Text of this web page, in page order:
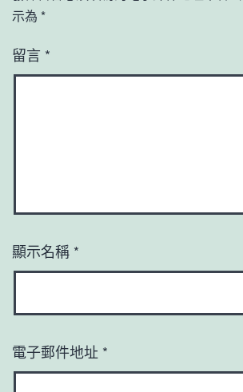
示為 *
留言 *
顯示名稱 *
電子郵件地址 *